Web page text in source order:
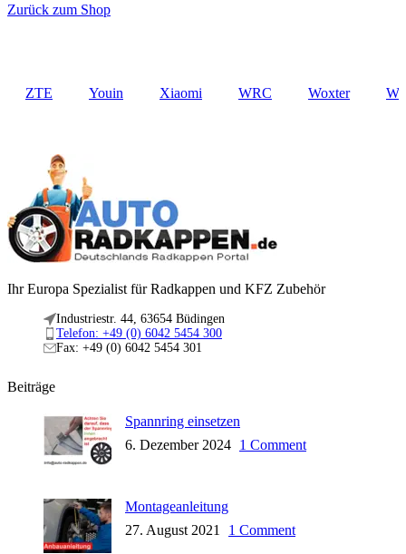
Zurück zum Shop
ZTE Youin Xiaomi WRC Woxter
Ihr Europa Spezialist für Radkappen und KFZ Zubehör
Industriestr. 44, 63654 Büdingen
Telefon: +49 (0) 6042 5454 300
Fax: +49 (0) 6042 5454 301
Beiträge
Spannring einsetzen
6. Dezember 2024 1 Comment
Montageanleitung
27. August 2021
1 Comment